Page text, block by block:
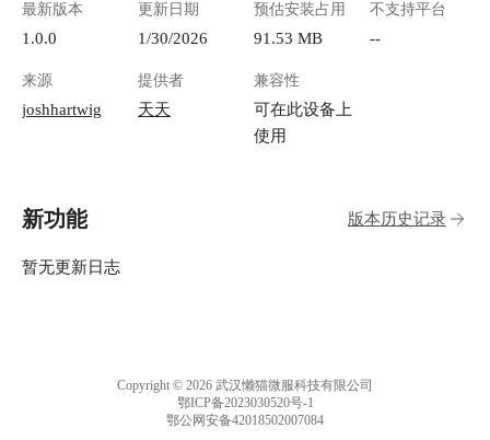
最新版本
1.0.0
更新日期
1/30/2026
预估安装占用
91.53 MB
不支持平台
--
来源
joshhartwig
提供者
天天
兼容性
可在此设备上
使用
新功能 版本历史记录
暂无更新日志
Copyright © 2026 武汉懒猫微服科技有限公司
鄂ICP备2023030520号-1
鄂公网安备42018502007084